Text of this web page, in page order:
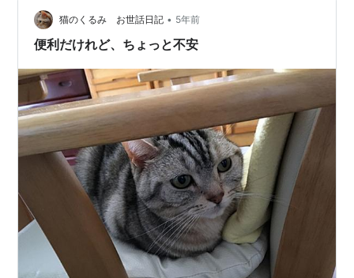
猫のくるみ お世話日記 • 5年前
便利だけれど、ちょっと不安